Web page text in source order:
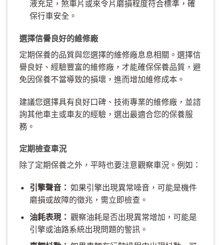
液充足，煞車片或來令片磨損程度符合標準，確
保行車安全。
選擇信譽良好的維修廠
定期保養的品質與您選擇的維修廠息息相關。選擇信
譽良好、經驗豐富的維修廠，才能確保保養品質，避
免因保養不當導致的損壞，進而增加維修成本。
建議您選擇具有良好口碑、技術專業的維修廠，並諮
詢其他車主或車友的經驗，選出最適合您的保養服
務。
定期檢查車況
除了定期保養之外，平時也要注意觀察車況。例如：
引擎聲音： 如果引擎出現異常噪音，可能是機件
磨損或故障的徵兆，需立即檢查。
油耗表現： 觀察油耗是否出現異常增加，可能是
引擎或油路系統出現問題的警訊。